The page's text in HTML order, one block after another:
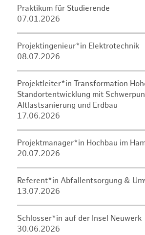
Praktikum für Studierende
07.01.2026
Projektingenieur*in Elektrotechnik
08.07.2026
Projektleiter*in Transformation
Standortentwicklung mit
Altlastsanierung und Erdbau
17.06.2026
Projektmanager*in Hochbau im
20.07.2026
Referent*in Abfallentsorgung &
13.07.2026
Schlosser*in auf der Insel Neuwerk
30.06.2026